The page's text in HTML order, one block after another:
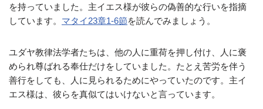
を持っていました。主イエス様が彼らの偽善的な行いを指摘
しています。 マタイ23章1‐6節を読んでみましょう。
ユダヤ教律法学者たちは、他の人に重荷を押し付け、人に褒
められ尊ばれる奉仕だけをしていました。たとえ苦労を伴う
善行をしても、人に見られるためにやっていたのです。主イ
エス様は、彼らを真似てはいけないと言っています。